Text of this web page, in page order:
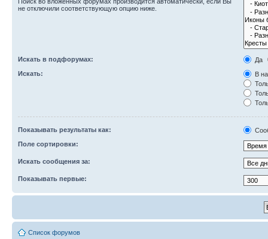
не отключили соответствующую опцию ниже.
Искать в подфорумах:
Да
Искать:
В
Показывать результаты как:
Поле сортировки:
Искать сообщения за:
Показывать первые:
Список форумов